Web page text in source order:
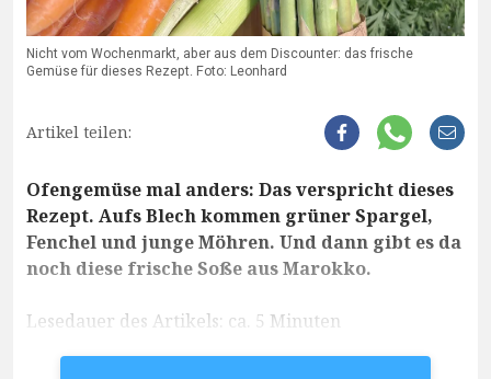
Nicht vom Wochenmarkt, aber aus dem Discounter: das frische
Gemüse für dieses Rezept. Foto: Leonhard
Artikel teilen:
Ofengemüse mal anders: Das verspricht dieses
Rezept. Aufs Blech kommen grüner Spargel,
Fenchel und junge Möhren. Und dann gibt es da
noch diese frische Soße aus Marokko.
Lesedauer des Artikels: ca. 5 Minuten